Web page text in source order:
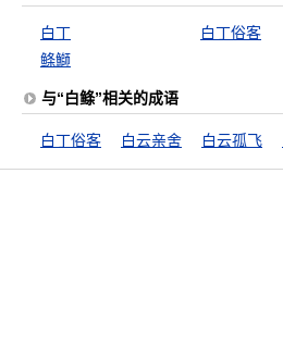
白丁 白丁俗客
鲦鰤
与“白鲦”相关的成语
白丁俗客 白云亲舍 白云孤飞